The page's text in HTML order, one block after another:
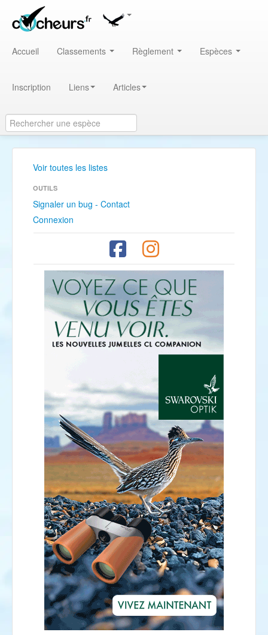
Accueil Classements Règlement Espèces
Inscription Liens Articles
Voir toutes les listes
OUTILS
Signaler un bug - Contact
Connexion